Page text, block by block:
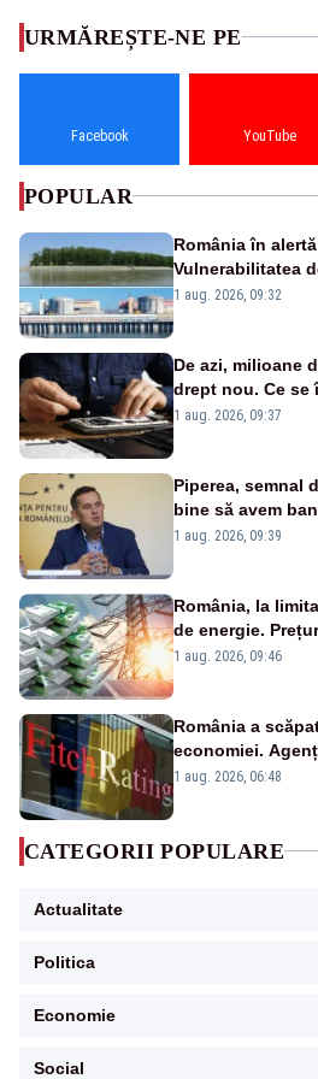
URMĂREȘTE-NE PE
Facebook YouTube
POPULAR
România în
Vulnerabilitatea
în pericol
1 aug. 2026, 09:32
De azi, milioane
drept nou. Ce se
un produs
1 aug. 2026, 09:37
Piperea, semnal
bine să avem
alertei energetice?
1 aug. 2026, 09:39
România, la
de energie.
Analiză Realitatea
1 aug. 2026, 09:46
România a
economiei.
„BBB-” cu
1 aug. 2026, 06:48
CATEGORII POPULARE
Actualitate
Politica
Economie
Social